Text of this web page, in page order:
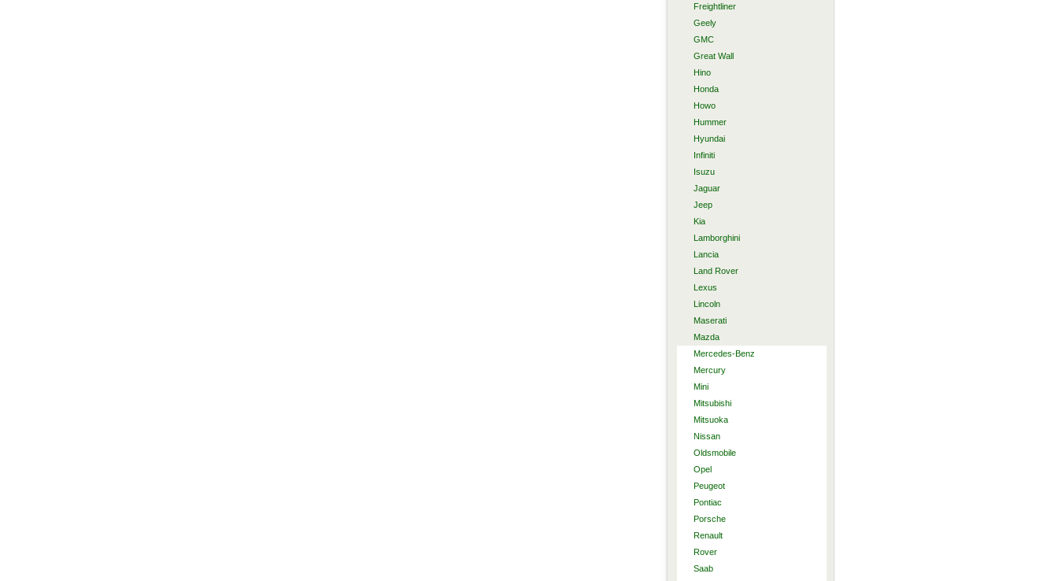
Freightliner
Geely
GMC
Great Wall
Hino
Honda
Howo
Hummer
Hyundai
Infiniti
Isuzu
Jaguar
Jeep
Kia
Lamborghini
Lancia
Land Rover
Lexus
Lincoln
Maserati
Mazda
Mercedes-Benz
Mercury
Mini
Mitsubishi
Mitsuoka
Nissan
Oldsmobile
Opel
Peugeot
Pontiac
Porsche
Renault
Rover
Saab